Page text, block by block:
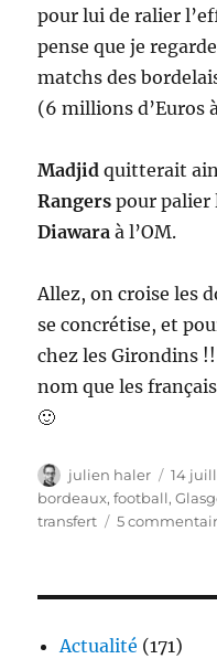
pour lui de ralier
pense que je
matchs des
(6 millions d’Euros
Madjid quitterait
Rangers pour palier
Diawara à l’OM.
Allez, on croise les
se concrétise, et
chez les Girondins
nom que les
🙂
Auteur
julien haler
Publié
le
14
bordeaux,football,
transfert
5
Actualité (171)